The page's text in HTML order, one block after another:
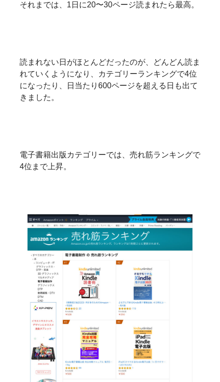
それまでは、1日に20〜30ページ読まれたら最高。
読まれない日がほとんどだったのが、どんどん読ま
れていくようになり、カテゴリーランキングで4位
になったり、日当たり600ページを超える日も出て
きました。
電子書籍出版カテゴリーでは、売れ筋ランキングで
4位まで上昇。